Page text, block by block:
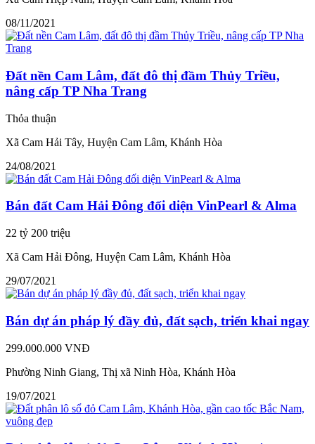
08/11/2021
Đất nền Cam Lâm, đất đô thị đầm Thủy Triều,
nâng cấp TP Nha Trang
Thỏa thuận
Xã Cam Hải Tây, Huyện Cam Lâm, Khánh Hòa
24/08/2021
Bán đất Cam Hải Đông đối diện VinPearl & Alma
22 tỷ 200 triệu
Xã Cam Hải Đông, Huyện Cam Lâm, Khánh Hòa
29/07/2021
Bán dự án pháp lý đầy đủ, đất sạch, triển khai ngay
299.000.000 VNĐ
Phường Ninh Giang, Thị xã Ninh Hòa, Khánh Hòa
19/07/2021